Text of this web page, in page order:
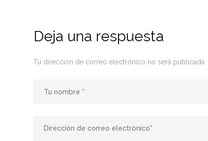
Deja una respuesta
Tu dirección de correo electrónico no será publicada.